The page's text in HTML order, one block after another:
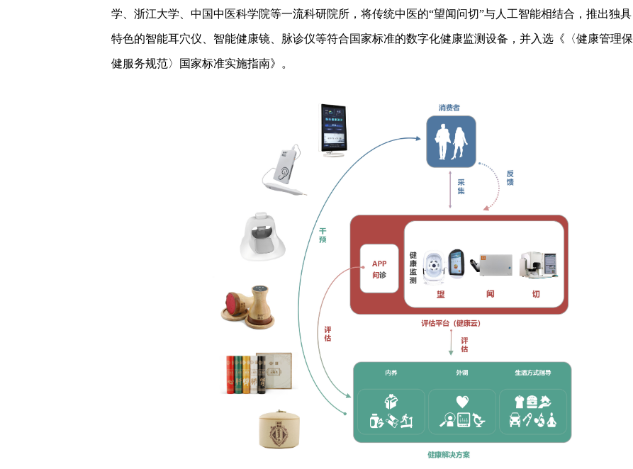
学、浙江大学、中国中医科学院等一流科研院所，将传统中医的“望闻问切”与人工智能相结合，推出独具
特色的智能耳穴仪、智能健康镜、脉诊仪等符合国家标准的数字化健康监测设备，并入选《〈健康管理保
健服务规范〉国家标准实施指南》。